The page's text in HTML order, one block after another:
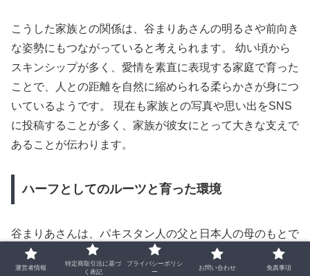
こうした家族との関係は、谷まりあさんの明るさや前向き
な姿勢にもつながっていると考えられます。 幼い頃から
スキンシップが多く、愛情を素直に表現する家庭で育った
ことで、人との距離を自然に縮められる柔らかさが身につ
いているようです。 現在も家族との写真や思い出をSNS
に投稿することが多く、家族が彼女にとって大きな支えで
あることが伝わります。
ハーフとしてのルーツと育った環境
谷まりあさんは、パキスタン人の父と日本人の母のもとで
育ち、幼い頃から異文化に触れる機会が多い環境で生活し
てきました。 家庭の中には、宗教・食文化・生活習慣と
運営者情報
特定商取引法に基づ
く表記
プライバシーポリシ
ー
お問い合わせ 免責事項